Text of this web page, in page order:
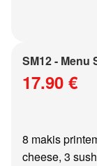
SM12 - Menu
17.90 €
8 makis
cheese, 3